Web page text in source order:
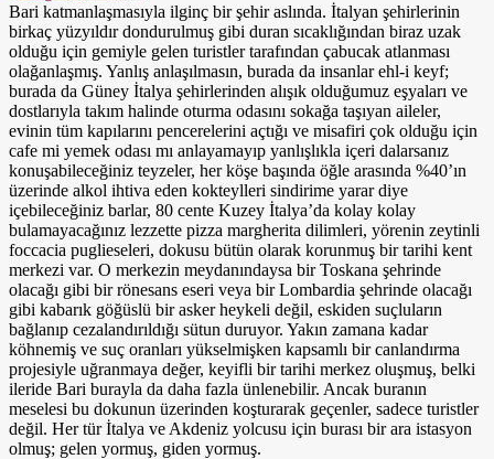
Bari katmanlaşmasıyla ilginç bir şehir aslında. İtalyan şehirlerinin
birkaç yüzyıldır dondurulmuş gibi duran sıcaklığından biraz uzak
olduğu için gemiyle gelen turistler tarafından çabucak atlanması
olağanlaşmış. Yanlış anlaşılmasın, burada da insanlar ehl-i keyf;
burada da Güney İtalya şehirlerinden alışık olduğumuz eşyaları ve
dostlarıyla takım halinde oturma odasını sokağa taşıyan aileler,
evinin tüm kapılarını pencerelerini açtığı ve misafiri çok olduğu için
cafe mi yemek odası mı anlayamayıp yanlışlıkla içeri dalarsanız
konuşabileceğiniz teyzeler, her köşe başında öğle arasında %40’ın
üzerinde alkol ihtiva eden kokteylleri sindirime yarar diye
içebileceğiniz barlar, 80 cente Kuzey İtalya’da kolay kolay
bulamayacağınız lezzette pizza margherita dilimleri, yörenin zeytinli
foccacia puglieseleri, dokusu bütün olarak korunmuş bir tarihi kent
merkezi var. O merkezin meydanındaysa bir Toskana şehrinde
olacağı gibi bir rönesans eseri veya bir Lombardia şehrinde olacağı
gibi kabarık göğüslü bir asker heykeli değil, eskiden suçluların
bağlanıp cezalandırıldığı sütun duruyor. Yakın zamana kadar
köhnemiş ve suç oranları yükselmişken kapsamlı bir canlandırma
projesiyle uğranmaya değer, keyifli bir tarihi merkez oluşmuş, belki
ileride Bari burayla da daha fazla ünlenebilir. Ancak buranın
meselesi bu dokunun üzerinden koşturarak geçenler, sadece turistler
değil. Her tür İtalya ve Akdeniz yolcusu için burası bir ara istasyon
olmuş; gelen yormuş, giden yormuş.